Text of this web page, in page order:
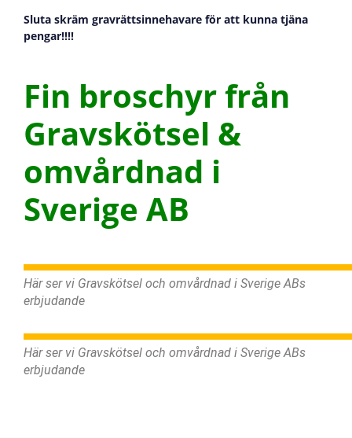
Sluta skräm gravrättsinnehavare för att kunna tjäna
pengar!!!!
Fin broschyr från
Gravskötsel &
omvårdnad i
Sverige AB
Här ser vi Gravskötsel och omvårdnad i Sverige ABs
erbjudande
Här ser vi Gravskötsel och omvårdnad i Sverige ABs
erbjudande